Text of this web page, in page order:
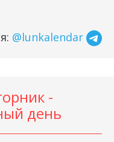
@lunkalendar
-
день